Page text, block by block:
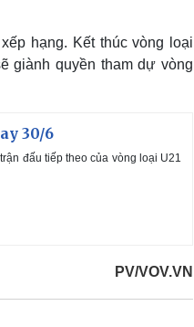
hạng. Kết thúc vòng loại
giành quyền tham dự vòng
30/6
đấu tiếp theo của vòng loại U21
PV/VOV.VN